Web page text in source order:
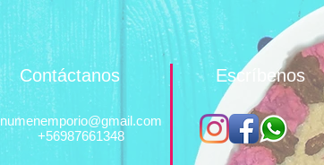
Contáctanos
numenemporio@gmail.com
+56987661348
Escríbenos